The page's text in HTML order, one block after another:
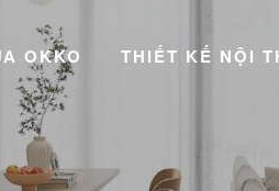
OKKO THIẾT KẾ NỘI